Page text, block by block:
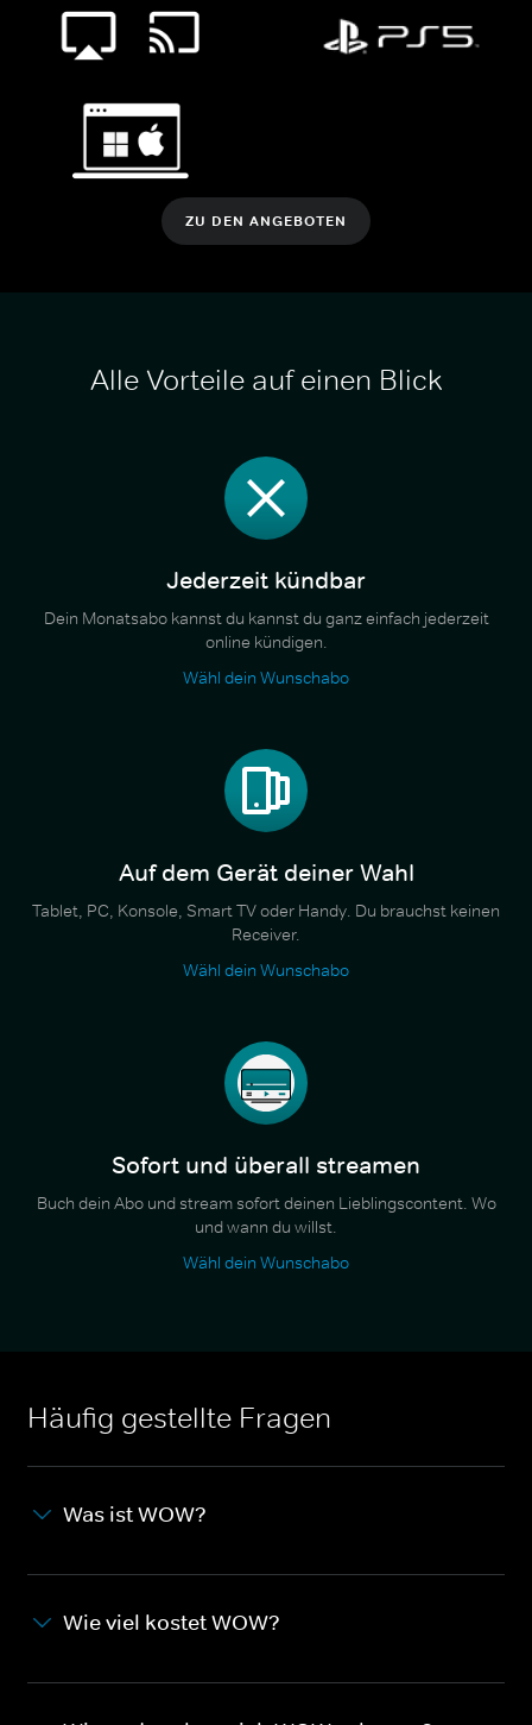
ZU DEN ANGEBOTEN
Alle Vorteile auf einen Blick
Jederzeit kündbar
Dein Monatsabo kannst du kannst du ganz einfach jederzeit
online kündigen.
Wähl dein Wunschabo
Auf dem Gerät deiner Wahl
Tablet, PC, Konsole, Smart TV oder Handy. Du brauchst keinen
Receiver.
Wähl dein Wunschabo
Sofort und überall streamen
Buch dein Abo und stream sofort deinen Lieblingscontent. Wo
und wann du willst.
Wähl dein Wunschabo
Häufig gestellte Fragen
Was ist WOW?
Wie viel kostet WOW?